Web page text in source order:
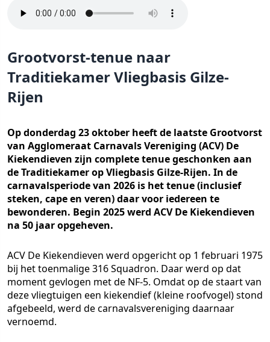
Grootvorst-tenue naar
Traditiekamer Vliegbasis Gilze-
Rijen
Op donderdag 23 oktober heeft de laatste Grootvorst
van Agglomeraat Carnavals Vereniging (ACV) De
Kiekendieven zijn complete tenue geschonken aan
de Traditiekamer op Vliegbasis Gilze-Rijen. In de
carnavalsperiode van 2026 is het tenue (inclusief
steken, cape en veren) daar voor iedereen te
bewonderen. Begin 2025 werd ACV De Kiekendieven
na 50 jaar opgeheven.
ACV De Kiekendieven werd opgericht op 1 februari 1975
bij het toenmalige 316 Squadron. Daar werd op dat
moment gevlogen met de NF-5. Omdat op de staart van
deze vliegtuigen een kiekendief (kleine roofvogel) stond
afgebeeld, werd de carnavalsvereniging daarnaar
vernoemd.